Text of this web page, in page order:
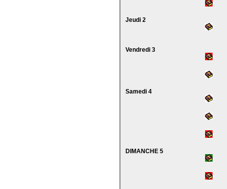
Jeudi 2
Vendredi 3
Samedi 4
DIMANCHE 5